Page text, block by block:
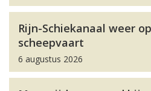
Rijn-Schiekanaal weer
scheepvaart
6 augustus 2026